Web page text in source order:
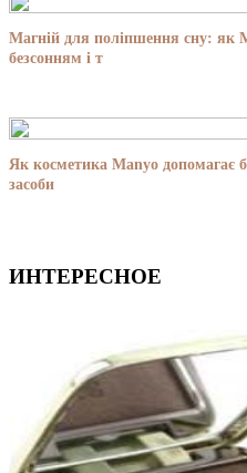
Магній для поліпшення сну: як
безсонням і т
Як косметика Manyo допомагає
засоби
ИНТЕРЕСНОЕ